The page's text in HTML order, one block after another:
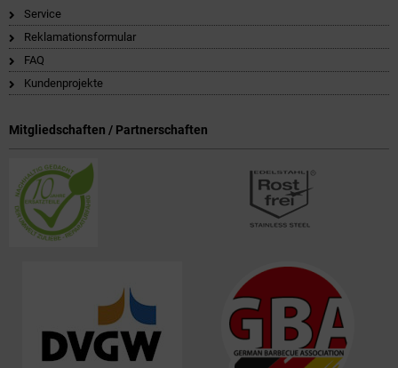
Service
Reklamationsformular
FAQ
Kundenprojekte
Mitgliedschaften / Partnerschaften